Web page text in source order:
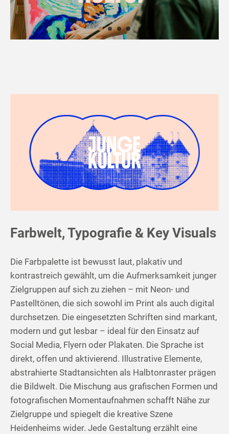
Farbwelt, Typografie & Key Visuals
Die Farbpalette ist bewusst laut, plakativ und
kontrastreich gewählt, um die Aufmerksamkeit junger
Zielgruppen auf sich zu ziehen – mit Neon- und
Pastelltönen, die sich sowohl im Print als auch digital
durchsetzen. Die eingesetzten Schriften sind markant,
modern und gut lesbar – ideal für den Einsatz auf
Social Media, Flyern oder Plakaten. Die Sprache ist
direkt, offen und aktivierend. Illustrative Elemente,
abstrahierte Stadtansichten als Halbtonraster prägen
die Bildwelt. Die Mischung aus grafischen Formen und
fotografischen Momentaufnahmen schafft Nähe zur
Zielgruppe und spiegelt die kreative Szene
Heidenheims wider. Jede Gestaltung erzählt eine